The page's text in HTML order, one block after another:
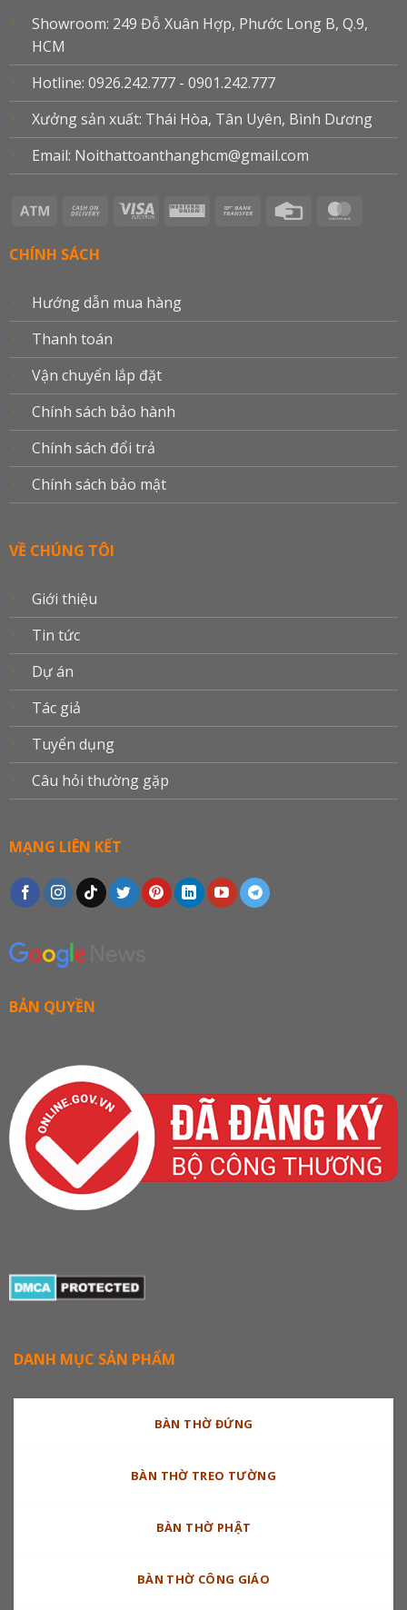
Showroom: 249 Đỗ Xuân Hợp, Phước Long B, Q.9,
HCM
Hotline: 0926.242.777 - 0901.242.777
Xưởng sản xuất: Thái Hòa, Tân Uyên, Bình Dương
Email: Noithattoanthanghcm@gmail.com
Atm
Cash
Visa
Western
Bank
Credit
CHÍNH SÁCH
Hướng dẫn mua hàng
Thanh toán
Vận chuyển lắp đặt
Chính sách bảo hành
Chính sách đổi trả
Chính sách bảo mật
VỀ CHÚNG TÔI
Giới thiệu
Tin tức
Dự án
Tác giả
Tuyển dụng
Câu hỏi thường gặp
MẠNG LIÊN KẾT
BẢN QUYỀN
DANH MỤC SẢN PHẨM
BÀN THỜ ĐỨNG
BÀN THỜ TREO TƯỜNG
BÀN THỜ PHẬT
BÀN THỜ CÔNG GIÁO